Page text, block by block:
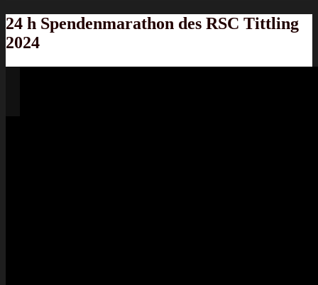
24 h Spendenmarathon des RSC Tittling
2024